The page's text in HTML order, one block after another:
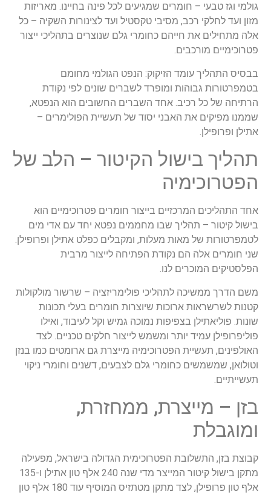
גולמי וגז טבעי – חומרים שמגיעים לכל פינה בחיינו. מאריזות
מזון ועד לחלקי רכב, מסיבי טקסטיל ועד לצינורות השקיה – כל
אלה מתחילים את חייהם כחומרי גלם שנוצרים בתהליכי ייצור
פטרוכימיים מורכבים.
בבסיס התהליך עומד הזיקוק: הנפט הגולמי מחומם
בטמפרטורות גבוהות ומופרד לשברים שונים לפי נקודת
הרתיחה של כל רכיב. אחד השברים החשובים הוא הנפטא,
שממנו מפיקים את האבני יסוד של תעשיית הפולימרים –
אתילן ופרופילן.
תהליך בישול הקיטור – הלב של
הפטרוכימיה
אחד התהליכים המרכזיים בייצור חומרים פטרוכימיים הוא
בישול קיטור – תהליך שבו מחממים נפטא יחד עם אדי מים
לטמפרטורות של מאות מעלות, ומקבלים כפלט אתילן ופרופילן.
שני חומרים אלה הם נקודת הפתיחה לייצור מרבית
הפלסטיקים המוכרים לנו.
משם הדרך ממשיכה לתהליכי פולימריזציה – שרשור מולקולות
קטנות לשרשראות ארוכות שיוצרות חומרים בעלי תכונות
שונות. פוליאתילן בצפיפות נמוכה גמיש וקל לעיבוד, ואילו
פוליפרופילן עמיד יותר ומשמש לייצור חלקים טכניים. לצד
האולפינים, תעשיית הפטרוכימיה מייצרת גם ארומטים כמו בנזן
וטולואן, שמשמשים כחומרי גלם לצבעים, דשנים וחומרי ניקוי
תעשייתיים.
בזן – מייצרת, ממחזרת,
ומוגבלת
קבוצת בזן, התשלובת הפטרוכימית הגדולה בישראל, מפעילה
מתקן בישול קיטור המייצר מדי שנה 240 אלף טון אתילן ו-135
אלף טון פרופילן, לצד מתקן מטתזיס המוסיף עוד 180 אלף טון